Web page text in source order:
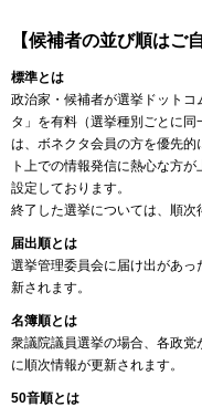
【候補者の並び順はご
標準とは
政治家・候補者が選挙ドット
タ」を有料（選挙種別ごとに
は、ボネクタ会員の方を優先
ト上での情報発信に熱心な方
設定しております。
終了した選挙については、順次
届出順とは
選挙管理委員会に届け出があ
新されます。
名簿順とは
衆議院議員選挙の場合、各政
に順次情報が更新されます。
50音順とは